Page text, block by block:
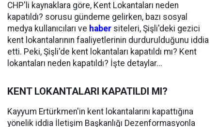
CHP'li kaynaklara göre, Kent Lokantaları neden
kapatıldı? sorusu gündeme gelirken, bazı sosyal
medya kullanıcıları ve haber siteleri, Şişli'deki gezici
kent lokantalarının faaliyetlerinin durdurulduğunu iddia
etti. Peki, Şişli'de kent lokantaları kapatıldı mı? Kent
lokantaları neden kapatıldı? İşte detaylar...
KENT LOKANTALARI KAPATILDI MI?
Kayyum Ertürkmen'in kent lokantalarını kapattığına
yönelik iddia İletişim Başkanlığı Dezenformasyonla